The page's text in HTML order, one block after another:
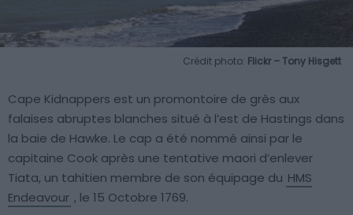
Crédit photo: Flickr – Tony Hisgett
Cape Kidnappers est un promontoire de grès aux
falaises abruptes blanches situé à l’est de Hastings dans
la baie de Hawke. Le cap a été nommé ainsi par le
capitaine Cook après une tentative maori d’enlever
Tiata, un tahitien membre de son équipage du HMS
Endeavour , le 15 Octobre 1769.